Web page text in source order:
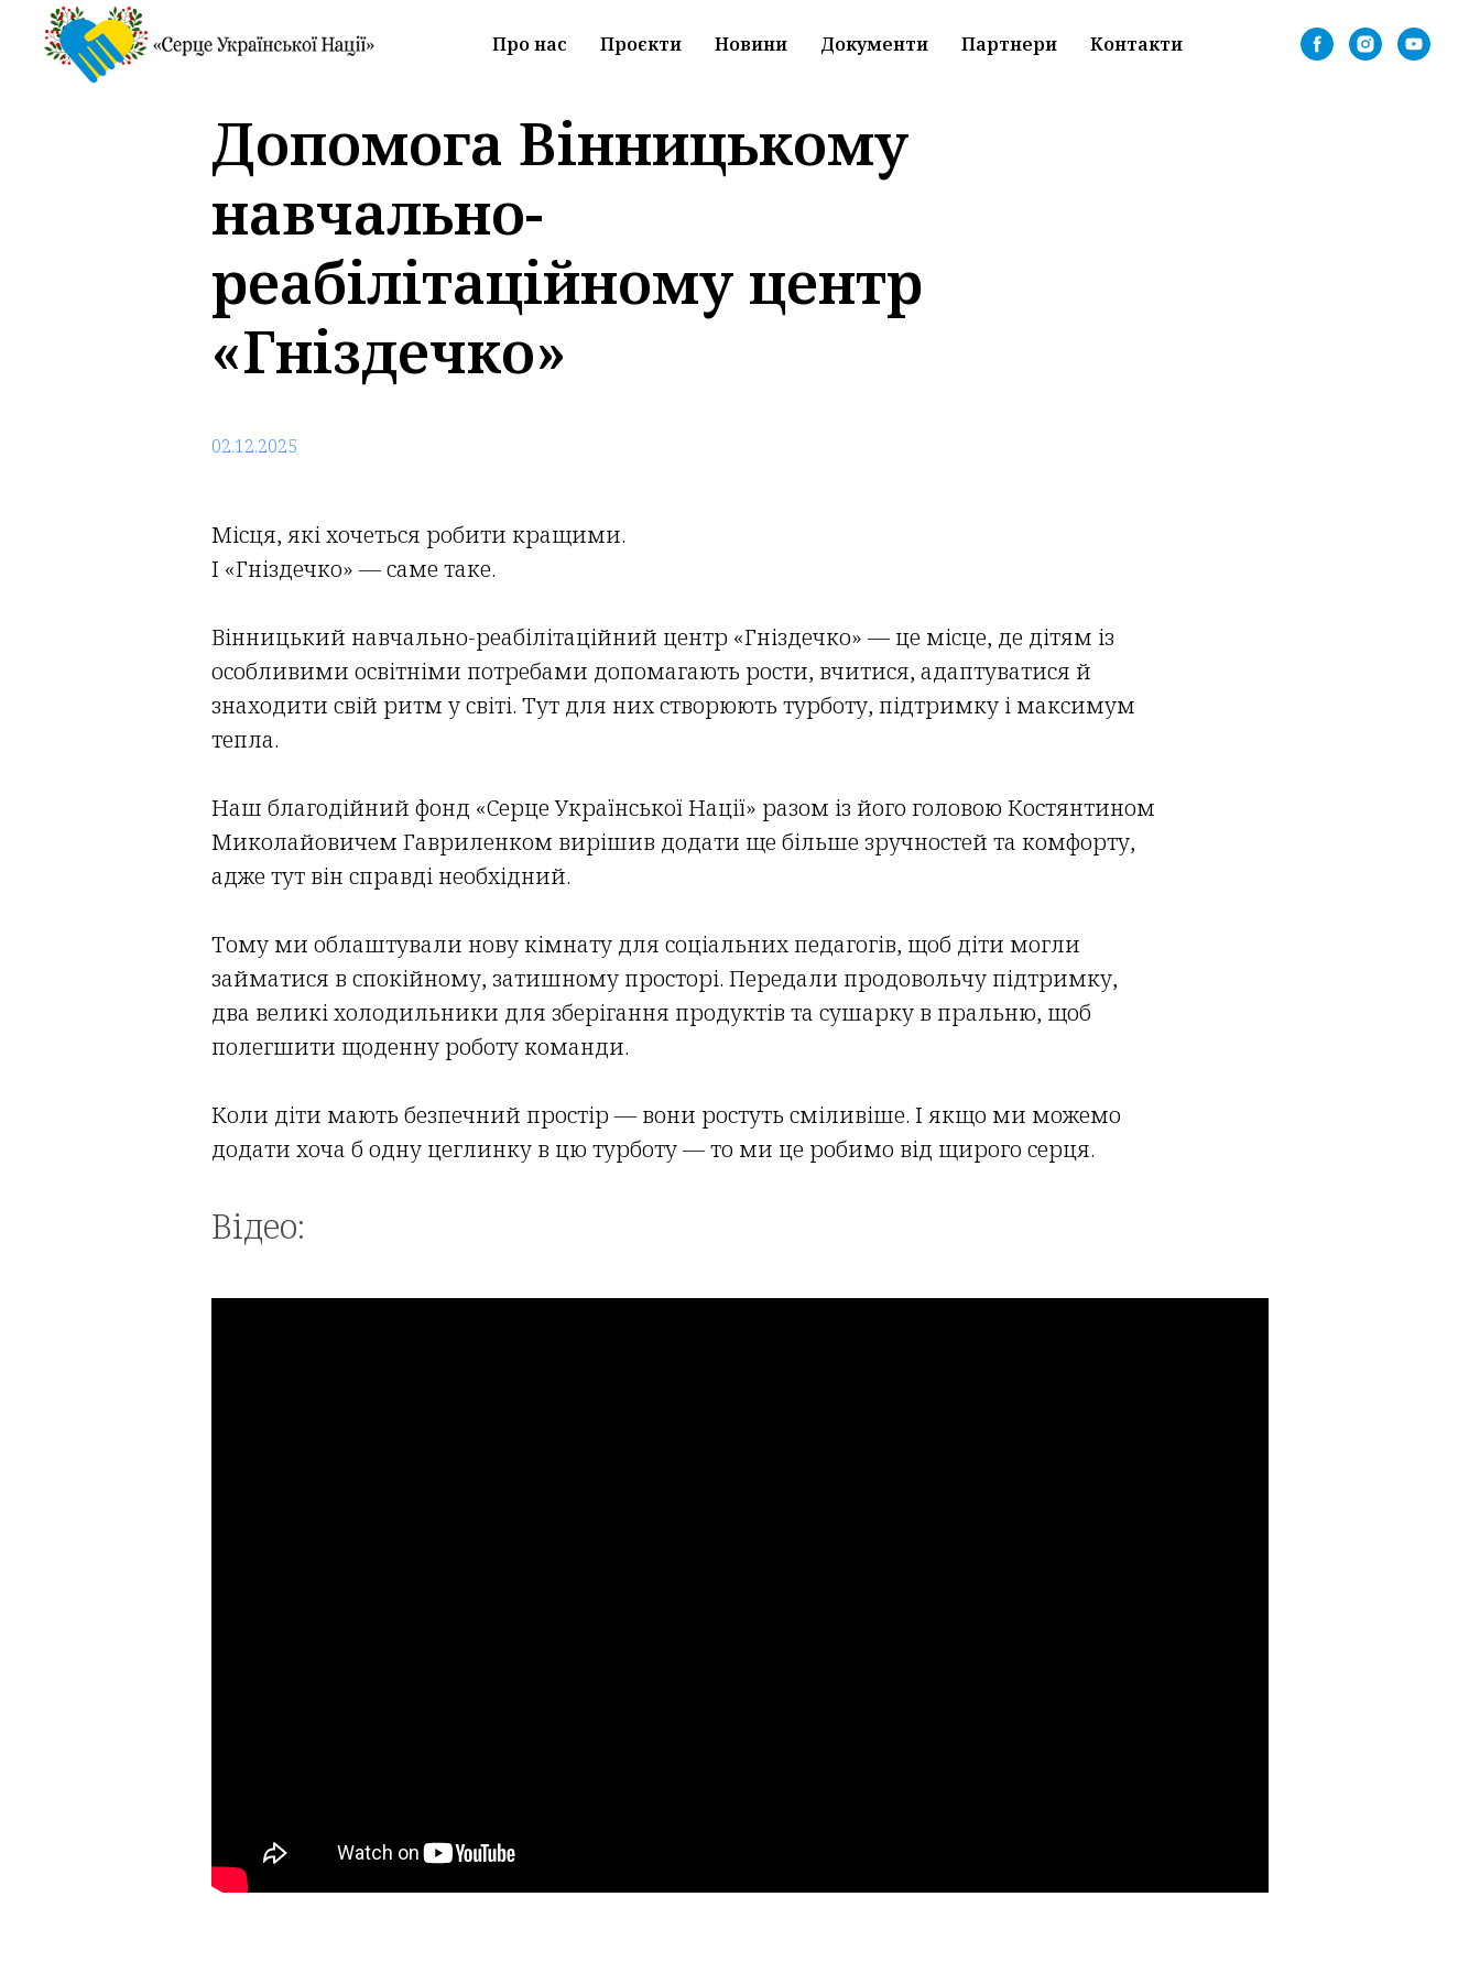
Про нас Проєкти Новини Документи Партнери Контакти
Допомога Вінницькому
навчально-
реабілітаційному центр
«Гніздечко»
02.12.2025
Місця, які хочеться робити кращими.
І «Гніздечко» — саме таке.
Вінницький навчально-реабілітаційний центр «Гніздечко» — це місце, де дітям із
особливими освітніми потребами допомагають рости, вчитися, адаптуватися й
знаходити свій ритм у світі. Тут для них створюють турботу, підтримку і максимум
тепла.
Наш благодійний фонд «Серце Української Нації» разом із його головою Костянтином
Миколайовичем Гавриленком вирішив додати ще більше зручностей та комфорту,
адже тут він справді необхідний.
Тому ми облаштували нову кімнату для соціальних педагогів, щоб діти могли
займатися в спокійному, затишному просторі. Передали продовольчу підтримку,
два великі холодильники для зберігання продуктів та сушарку в пральню, щоб
полегшити щоденну роботу команди.
Коли діти мають безпечний простір — вони ростуть сміливіше. І якщо ми можемо
додати хоча б одну цеглинку в цю турботу — то ми це робимо від щирого серця.
Відео: